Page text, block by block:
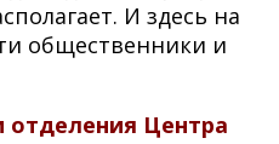
И здесь на
общественники и
отделения Центра